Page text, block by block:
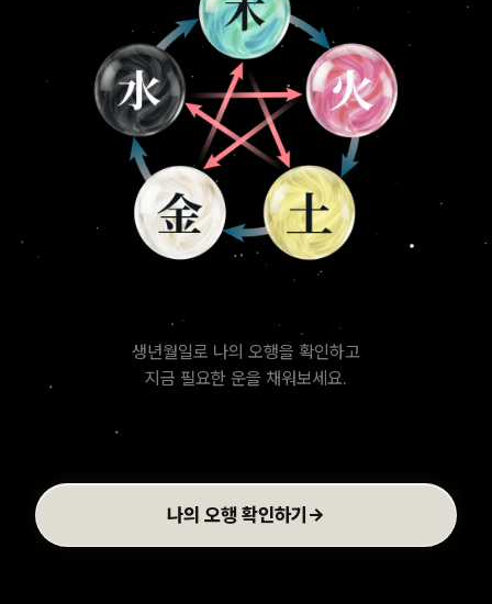
생년월일로 나의 오행을 확인하고
지금 필요한 운을 채워보세요.
나의 오행 확인하기 →